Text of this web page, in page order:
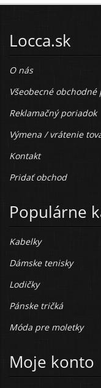
Locca.sk
O nás
Všeobecné obchodné
Reklamačný poriadok
Výmena / vrátenie
Kontakt
Pridať obchod
Populárne
Kabelky
Dámske tenisky
Lodičky
Pánske tričká
Móda pre moletky
Moje konto